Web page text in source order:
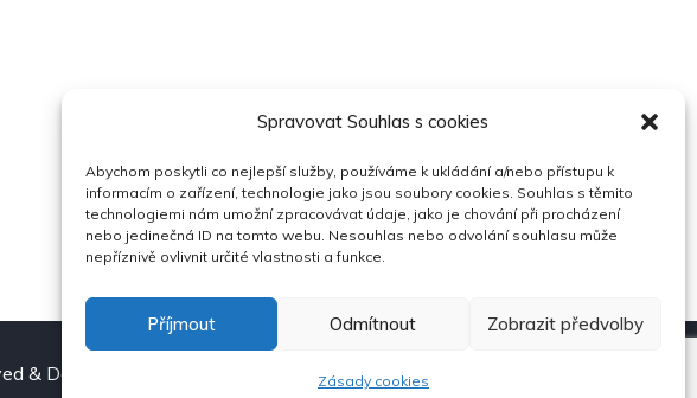
Spravovat Souhlas s cookies
Abychom poskytli co nejlepší služby, používáme k ukládání a/nebo přístupu k
informacím o zařízení, technologie jako jsou soubory cookies. Souhlas s těmito
technologiemi nám umožní zpracovávat údaje, jako je chování při procházení
nebo jedinečná ID na tomto webu. Nesouhlas nebo odvolání souhlasu může
nepříznivě ovlivnit určité vlastnosti a funkce.
Příjmout Odmítnout Zobrazit předvolby
Zásady cookies
& Design